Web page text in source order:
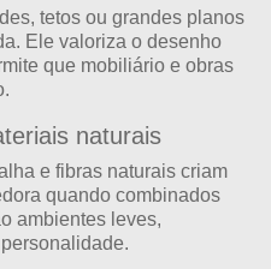
tetos ou grandes planos
Ele valoriza o desenho
que mobiliário e obras
naturais
e fibras naturais criam
quando combinados
ambientes leves,